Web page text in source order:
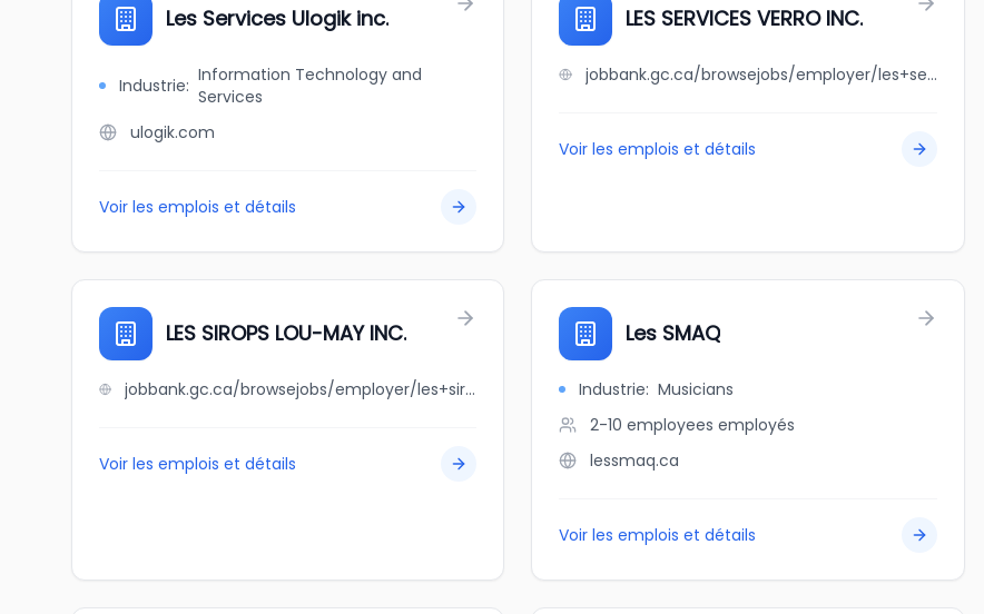
Les Services Ulogik inc.
Industrie: Information Technology and
Services
ulogik.com
Voir les emplois et détails
LES SERVICES VERRO INC.
jobbank.gc.ca/browsejobs/employer/les+services+verro+inc./ca
Voir les emplois et détails
LES SIROPS LOU-MAY INC.
jobbank.gc.ca/browsejobs/employer/les+sirops+lou-may+inc./ca
Voir les emplois et détails
Les SMAQ
Industrie: Musicians
2-10 employees employés
lessmaq.ca
Voir les emplois et détails